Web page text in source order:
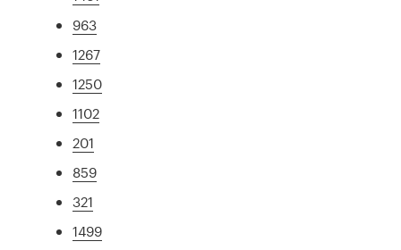
963
1267
1250
1102
201
859
321
1499